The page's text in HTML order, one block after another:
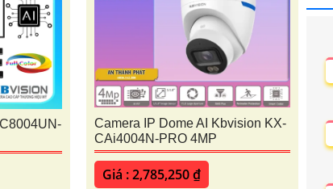
Camera IP Dome AI Kbvision KX-
CAi4004N-PRO 4MP
Giá : 2,785,250 ₫